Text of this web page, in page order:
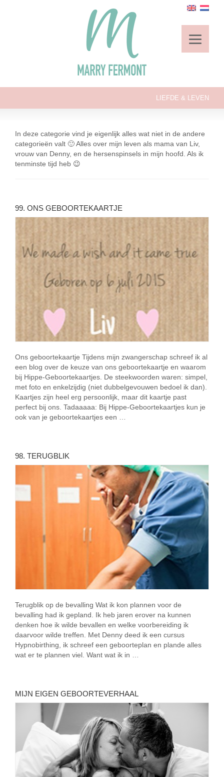
LIEFDE & LEVEN
In deze categorie vind je eigenlijk alles wat niet in de andere
categorieën valt 🙂 Alles over mijn leven als mama van Liv,
vrouw van Denny, en de hersenspinsels in mijn hoofd. Als ik
tenminste tijd heb 😉
99. ONS GEBOORTEKAARTJE
Ons geboortekaartje Tijdens mijn zwangerschap schreef ik al
een blog over de keuze van ons geboortekaartje en waarom
bij Hippe-Geboortekaartjes. De steekwoorden waren: simpel,
met foto en enkelzijdig (niet dubbelgevouwen bedoel ik dan).
Kaartjes zijn heel erg persoonlijk, maar dit kaartje past
perfect bij ons. Tadaaaaa: Bij Hippe-Geboortekaartjes kun je
ook van je geboortekaartjes een …
98. TERUGBLIK
Terugblik op de bevalling Wat ik kon plannen voor de
bevalling had ik gepland. Ik heb jaren erover na kunnen
denken hoe ik wilde bevallen en welke voorbereiding ik
daarvoor wilde treffen. Met Denny deed ik een cursus
Hypnobirthing, ik schreef een geboorteplan en plande alles
wat er te plannen viel. Want wat ik in …
MIJN EIGEN GEBOORTEVERHAAL